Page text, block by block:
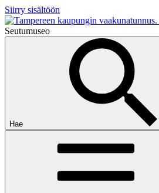
Siirry sisältöön
Seutumuseo
Hae